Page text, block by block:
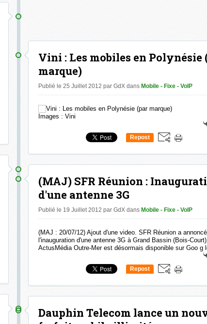
Vini : Les mobiles en Polynésie
marque)
Publié le 25 Juillet 2012 par GdX dans Mobile - Fixe - VoIP
Images : Vini
Repost
(MAJ) SFR Réunion :
d'une antenne 3G
Publié le 19 Juillet 2012 par GdX dans Mobile - Fixe - VoIP
(MAJ : 20/07/12) Ajout d'une video. SFR Réunion a
l'inauguration d'une antenne 3G à Grand Bassin (Bois-
ActusMédia Outre-Mer est désormais disponible sur Goo g
Repost
Dauphin Telecom lance un